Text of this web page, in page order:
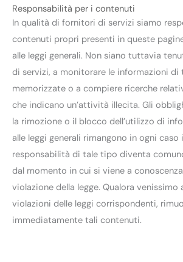
Responsabilità per i contenuti
In qualità di fornitori di servizi siamo
contenuti propri presenti in queste
alle leggi generali. Non siano tuttavia
di servizi, a monitorare le informazioni di
memorizzate o a compiere ricerche
che indicano un’attività illecita. Gli
la rimozione o il blocco dell’utilizzo di
alle leggi generali rimangono in ogni caso
responsabilità di tale tipo diventa
dal momento in cui si viene a
violazione della legge. Qualora venissimo
violazioni delle leggi corrispondenti,
immediatamente tali contenuti.